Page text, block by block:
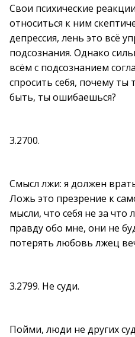
Свои психические
относиться к ним
депрессия, лень это всё
подсознания. Однако
всём с подсознанием
спросить себя, почему ты
быть, ты ошибаешься?
3.2700.
Смысл лжи: я должен
Ложь это презрение к
мысли, что себя не за
правду обо мне, они не
потерять любовь лжец
3.2799. Не суди.
Пойми, люди не других